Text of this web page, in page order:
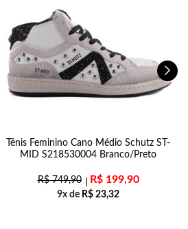
Tênis Feminino Cano Médio Schutz ST-
MID S218530004 Branco/Preto
R$749,90 R$199,90
9x de R$ 23,32